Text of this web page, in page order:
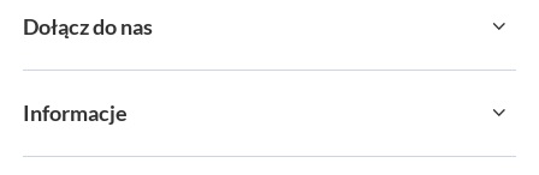
Dołącz do nas
Informacje